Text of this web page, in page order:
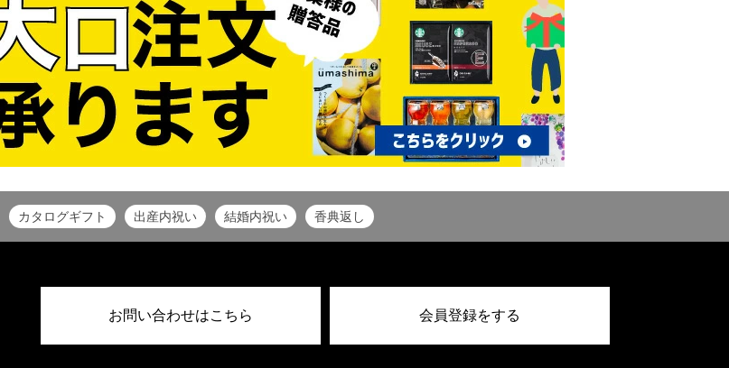
カタログギフト 出産内祝い 結婚内祝い 香典返し
お問い合わせはこちら 会員登録をする